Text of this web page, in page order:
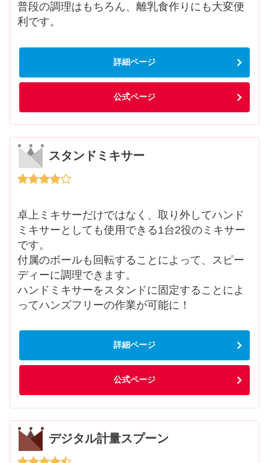
普段の調理はもちろん、離乳食作りにも大変便
利です。
詳細ページ
公式ページ
スタンドミキサー
卓上ミキサーだけではなく、取り外してハンド
ミキサーとしても使用できる1台2役のミキサー
です。
付属のボールも回転することによって、スピー
ディーに調理できます。
ハンドミキサーをスタンドに固定することによ
ってハンズフリーの作業が可能に！
詳細ページ
公式ページ
デジタル計量スプーン